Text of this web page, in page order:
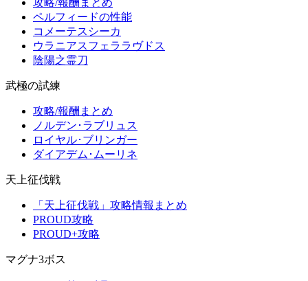
攻略/報酬まとめ
ペルフィードの性能
コメーテスシーカ
ウラニアスフェララヴドス
陰陽之霊刀
武極の試練
攻略/報酬まとめ
ノルデン･ラブリュス
ロイヤル･ブリンガー
ダイアデム･ムーリネ
天上征伐戦
「天上征伐戦」攻略情報まとめ
PROUD攻略
PROUD+攻略
マグナ3ボス